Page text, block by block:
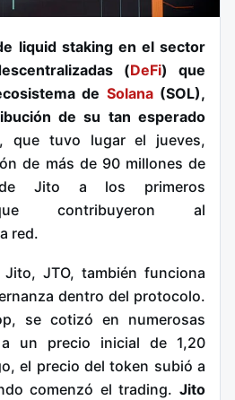
liquid staking en el sector
(DeFi) que
de Solana(SOL),
de su tan esperado
que tuvo lugar el jueves,
de más de 90 millones de
Jito a los primeros
contribuyeron al
red.
JTO, también funciona
dentro del protocolo.
se cotizó en numerosas
un precio inicial de 1,20
el precio del token subió a
comenzó el trading. Jito